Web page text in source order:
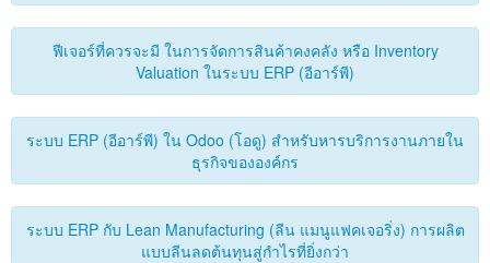
ฟีเจอร์ที่ควรจะมี ในการจัดการสินค้าคงคลัง หรือ Inventory
Valuation ในระบบ ERP (อีอาร์พี)
ระบบ ERP (อีอาร์พี) ใน Odoo (โอดู) สำหรับหารบริการงานภายใน
ธุรกิจขององค์กร
ระบบ ERP กับ Lean Manufacturing (ลีน แมนูแฟคเจอริ่ง) การผลิต
แบบลีนลดต้นทุนสู่กำไรที่ยิ่งกว่า